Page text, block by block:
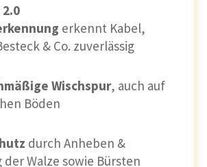
erkennt Kabel,
& Co. zuverlässig
Wischspur, auch auf
Böden
durch Anheben &
Walze sowie Bürsten